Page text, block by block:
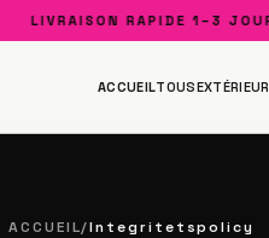
LIVRAISON RAPIDE 1–3 JOURS
ACCUEILTOUSEXTÉRIEUR
ACCUEIL/Integritetspolicy